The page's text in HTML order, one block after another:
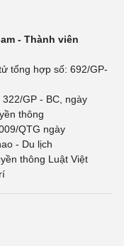
- Thành viên
tổng hợp số: 692/GP-
GP - BC, ngày
thông
QTG ngày
- Du lịch
thông Luật Việt